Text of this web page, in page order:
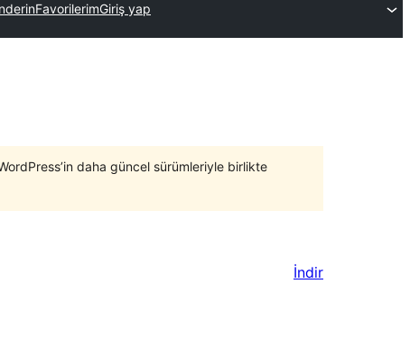
FavorilerimGiriş yap
daha güncel sürümleriyle birlikte
İndir